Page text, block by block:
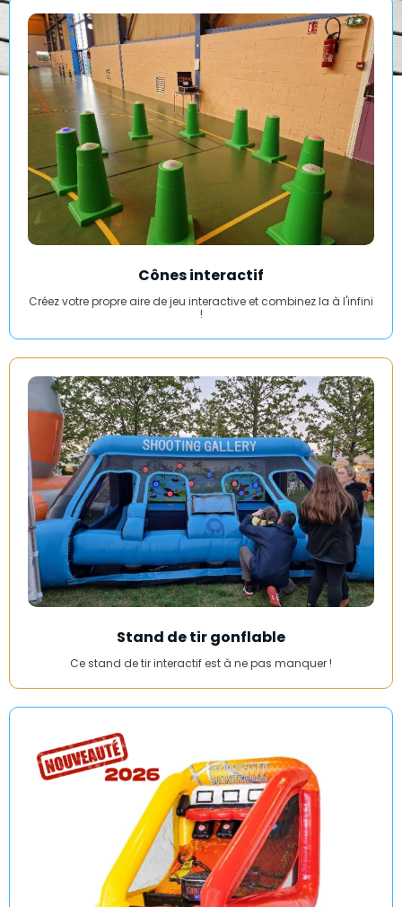
Cônes interactif
Créez votre propre aire de jeu interactive et combinez la à l'infini
!
Stand de tir gonflable
Ce stand de tir interactif est à ne pas manquer !